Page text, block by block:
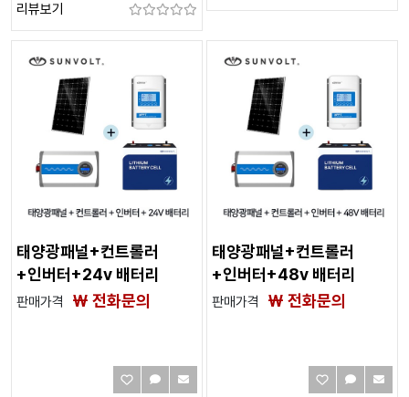
리뷰보기
태양광패널+컨트롤러
+인버터+24v 배터리
판매가격 ₩ 전화문의
태양광패널+컨트롤러
+인버터+48v 배터리
판매가격 ₩ 전화문의